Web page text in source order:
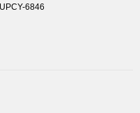
UPCY-6846